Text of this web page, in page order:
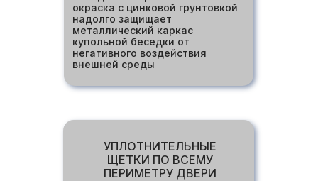
окраска с цинковой грунтовкой
надолго защищает
металлический каркас
купольной беседки от
негативного воздействия
внешней среды
УПЛОТНИТЕЛЬНЫЕ
ЩЕТКИ ПО ВСЕМУ
ПЕРИМЕТРУ ДВЕРИ